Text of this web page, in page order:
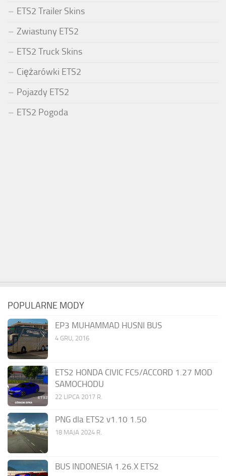
ETS2 Trailer Skins
Zwiastuny ETS2
ETS2 Truck Skins
Ciężarówki ETS2
Pojazdy ETS2
ETS2 Pogoda
POPULARNE MODY
EP3 MUHAMMAD HUSNI BUS
4 GRU, 2016
ETS2 HONDA CIVIC FC5/ACCORD 1.27 MOD
SAMOCHODU
22 LIPCA 2017 R.
PNG dla ETS2 v1.10 1.50
18 MAJA 2024 R.
BUS INDONESIA 1.26.X ETS2